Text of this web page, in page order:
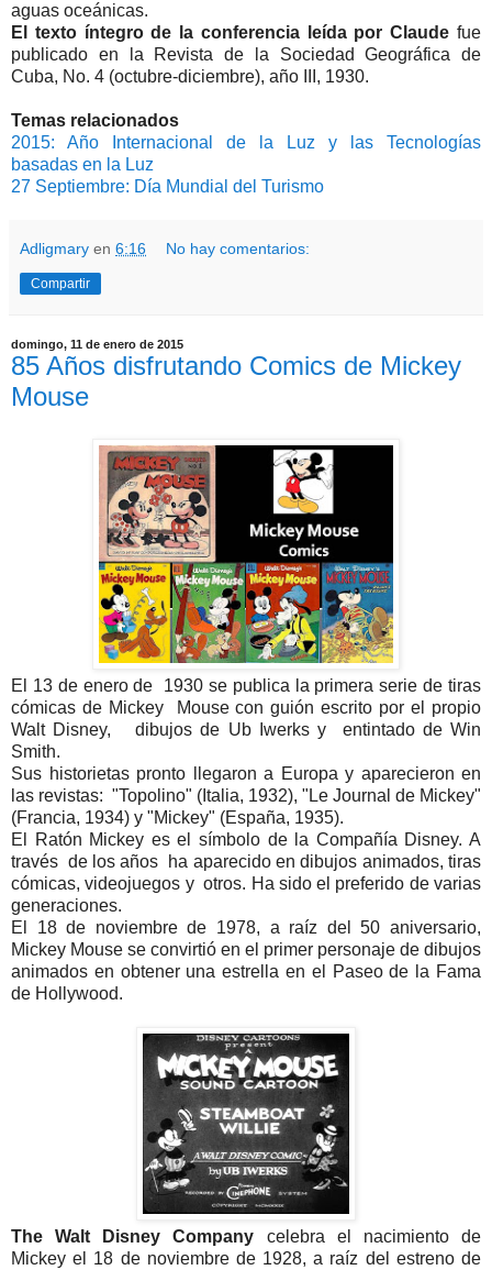
aguas oceánicas.
El texto íntegro de la conferencia
leída por Claude fue
publicado en la Revista de la Sociedad Geográfica de
Cuba, No. 4 (octubre-diciembre), año III, 1930.
Temas relacionados
2015: Año Internacional de la Luz y las Tecnologías
basadas en la Luz
27 Septiembre: Día Mundial del Turismo
Adligmary en 6:16 No hay comentarios:
Compartir
domingo, 11 de enero de 2015
85 Años disfrutando Comics de Mickey
Mouse
El 13 de enero de 1930 se publica la primera serie de tiras
cómicas de Mickey Mouse con guión escrito por el propio
Walt Disney, dibujos de Ub Iwerks y entintado de Win
Smith.
Sus historietas pronto llegaron a Europa y aparecieron en
las revistas: "Topolino" (Italia, 1932), "Le Journal de Mickey"
(Francia, 1934) y "Mickey" (España, 1935).
El Ratón Mickey es el símbolo de la Compañía Disney. A
través de los años ha aparecido en dibujos animados, tiras
cómicas, videojuegos y otros. Ha sido el preferido de varias
generaciones.
El 18 de noviembre de 1978, a raíz del 50 aniversario,
Mickey Mouse se convirtió en el primer personaje de dibujos
animados en obtener una estrella en el Paseo de la Fama
de Hollywood.
The Walt Disney Company celebra el nacimiento de
Mickey el 18 de noviembre de 1928, a raíz del estreno de